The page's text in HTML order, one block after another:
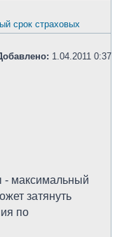
срок страховых
1.04.2011 0:37
- максимальный
затянуть
по